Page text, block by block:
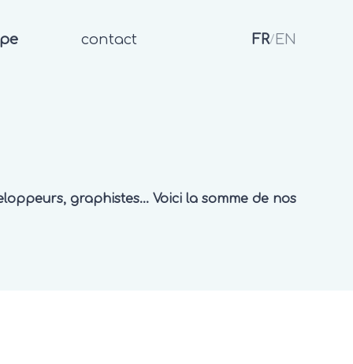
contact FR/ EN
graphistes... Voici la somme de nos